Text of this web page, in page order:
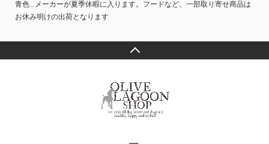
青色…メーカーが夏季休暇に入ります。フードなど、一部取り寄せ商品は
お休み明けの出荷となります